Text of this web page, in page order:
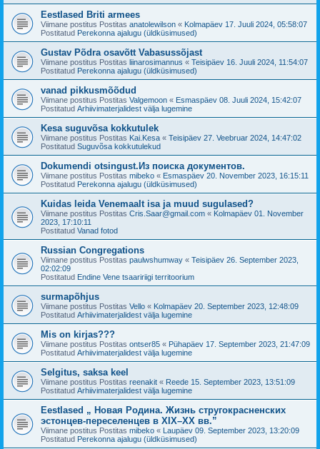
Eestlased Briti armees
Viimane postitus Postitas anatolewilson « Kolmapäev 17. Juuli 2024, 05:58:07
Postitatud Perekonna ajalugu (üldküsimused)
Gustav Põdra osavõtt Vabasussõjast
Viimane postitus Postitas liinarosimannus « Teisipäev 16. Juuli 2024, 11:54:07
Postitatud Perekonna ajalugu (üldküsimused)
vanad pikkusmõõdud
Viimane postitus Postitas Valgemoon « Esmaspäev 08. Juuli 2024, 15:42:07
Postitatud Arhiivimaterjalidest välja lugemine
Kesa suguvõsa kokkutulek
Viimane postitus Postitas Kai.Kesa « Teisipäev 27. Veebruar 2024, 14:47:02
Postitatud Suguvõsa kokkutulekud
Dokumendi otsingust.Из поиска документов.
Viimane postitus Postitas mibeko « Esmaspäev 20. November 2023, 16:15:11
Postitatud Perekonna ajalugu (üldküsimused)
Kuidas leida Venemaalt isa ja muud sugulased?
Viimane postitus Postitas Cris.Saar@gmail.com « Kolmapäev 01. November
2023, 17:10:11
Postitatud Vanad fotod
Russian Congregations
Viimane postitus Postitas paulwshumway « Teisipäev 26. September 2023,
02:02:09
Postitatud Endine Vene tsaaririigi territoorium
surmapõhjus
Viimane postitus Postitas Vello « Kolmapäev 20. September 2023, 12:48:09
Postitatud Arhiivimaterjalidest välja lugemine
Mis on kirjas???
Viimane postitus Postitas ontser85 « Pühapäev 17. September 2023, 21:47:09
Postitatud Arhiivimaterjalidest välja lugemine
Selgitus, saksa keel
Viimane postitus Postitas reenakit « Reede 15. September 2023, 13:51:09
Postitatud Arhiivimaterjalidest välja lugemine
Eestlased „ Новая Родина. Жизнь стругокрасненских
эстонцев-переселенцев в XIX–XX вв.”
Viimane postitus Postitas mibeko « Laupäev 09. September 2023, 13:20:09
Postitatud Perekonna ajalugu (üldküsimused)